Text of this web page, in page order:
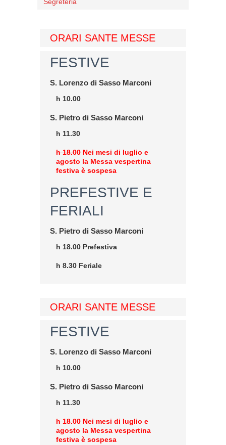
ORARI SANTE MESSE
FESTIVE
S. Lorenzo di Sasso Marconi
h 10.00
S. Pietro di Sasso Marconi
h 11.30
h 18.00 Nei mesi di luglio e
agosto la Messa vespertina
festiva è sospesa
PREFESTIVE E
FERIALI
S. Pietro di Sasso Marconi
h 18.00 Prefestiva
h 8.30 Feriale
ORARI SANTE MESSE
FESTIVE
S. Lorenzo di Sasso Marconi
h 10.00
S. Pietro di Sasso Marconi
h 11.30
h 18.00 Nei mesi di luglio e
agosto la Messa vespertina
festiva è sospesa